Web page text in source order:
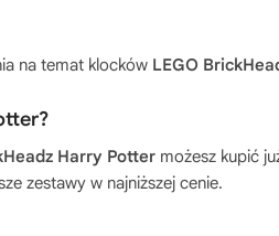
na temat klocków LEGO
Harry Potter możesz kupić
zestawy w najniższej cenie.